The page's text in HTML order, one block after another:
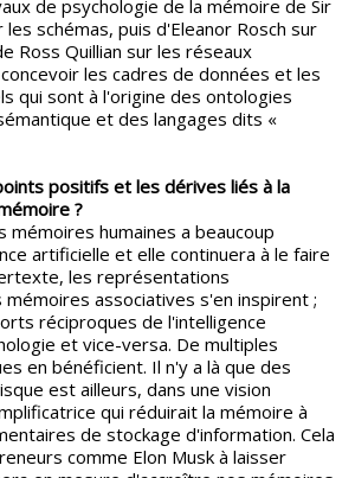
de psychologie de la mémoire de Sir
schémas, puis d'Eleanor Rosch sur
Ross Quillian sur les réseaux
les cadres de données et les
qui sont à l'origine des ontologies
et des langages dits «
positifs et les dérives liés à la
?
mémoires humaines a beaucoup
artificielle et elle continuera à le faire
les représentations
associatives s'en inspirent ;
réciproques de l'intelligence
et vice-versa. De multiples
en bénéficient. Il n'y a là que des
est ailleurs, dans une vision
qui réduirait la mémoire à
de stockage d'information. Cela
comme Elon Musk à laisser